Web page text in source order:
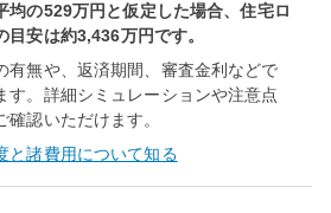
均の529万円と仮定した場合、住宅ロ
目安は約3,436万円です。
有無や、返済期間、審査金利などで
す。詳細シミュレーションや注意点
確認いただけます。
と諸費用について知る